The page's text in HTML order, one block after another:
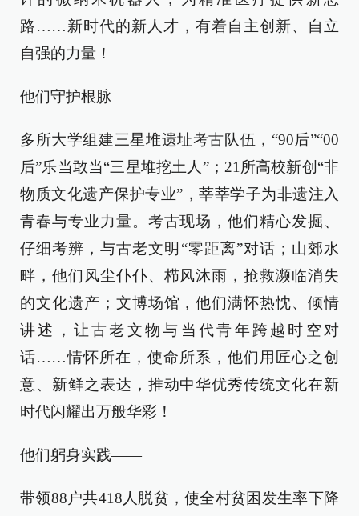
路……新时代的新人才，有着自主创新、自立
自强的力量！
他们守护根脉——
多所大学组建三星堆遗址考古队伍，“90后”“00
后”乐当敢当“三星堆挖土人”；21所高校新创“非
物质文化遗产保护专业”，莘莘学子为非遗注入
青春与专业力量。考古现场，他们精心发掘、
仔细考辨，与古老文明“零距离”对话；山郊水
畔，他们风尘仆仆、栉风沐雨，抢救濒临消失
的文化遗产；文博场馆，他们满怀热忱、倾情
讲述，让古老文物与当代青年跨越时空对
话……情怀所在，使命所系，他们用匠心之创
意、新鲜之表达，推动中华优秀传统文化在新
时代闪耀出万般华彩！
他们躬身实践——
带领88户共418人脱贫，使全村贫困发生率下降